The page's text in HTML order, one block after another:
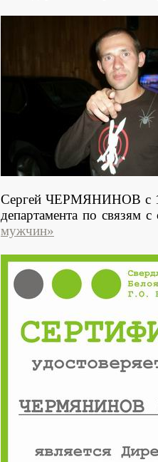
Сергей ЧЕРМЯНИНОВ с
департамента по связям
мужчин»